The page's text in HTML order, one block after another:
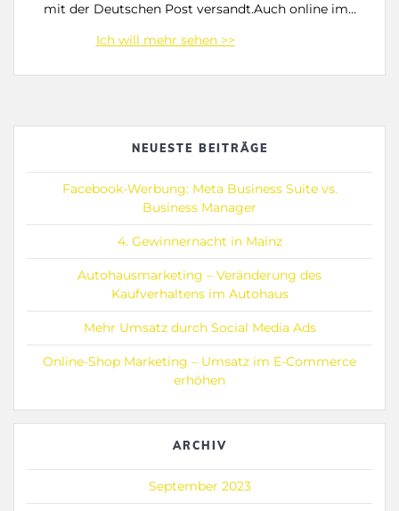
mit der Deutschen Post versandt.Auch online im…
NEUESTE BEITRÄGE
Facebook-Werbung: Meta Business Suite vs.
Business Manager
4. Gewinnernacht in Mainz
Autohausmarketing – Veränderung des
Kaufverhaltens im Autohaus
Mehr Umsatz durch Social Media Ads
Online-Shop Marketing – Umsatz im E-Commerce
erhöhen
ARCHIV
September 2023